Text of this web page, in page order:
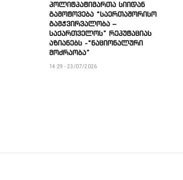
პოლიტპატიმართა სიიდან
გამოტოვება “საერთაშორისო
გამჭვირვალობა –
საქართველოს” რეპუტაციას
აზიანებს -“ნაციონალური
მოძრაობა”
14:29 - 23/07/2026